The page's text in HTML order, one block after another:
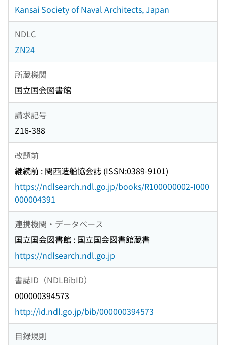
Kansai Society of Naval Architects, Japan
NDLC
ZN24
所蔵機関
国立国会図書館
請求記号
Z16-388
改題前
継続前 : 関西造船協会誌 (ISSN:0389-9101)
https://ndlsearch.ndl.go.jp/books/R100000002-I000
000004391
連携機関・データベース
国立国会図書館 : 国立国会図書館蔵書
https://ndlsearch.ndl.go.jp
書誌ID（NDLBibID）
000000394573
http://id.ndl.go.jp/bib/000000394573
目録規則